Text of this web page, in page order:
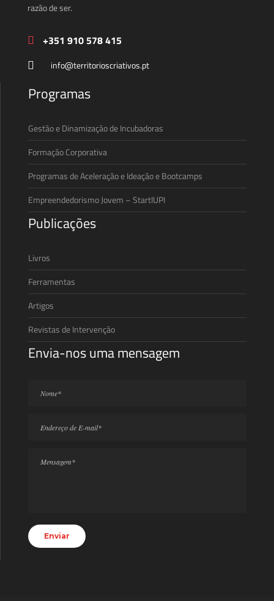
razão de ser.
+351 910 578 415
info@territorioscriativos.pt
Programas
Gestão e Dinamização de Incubadoras
Formação Corporativa
Programas de Aceleração e Ideação e Bootcamps
Empreendedorismo Jovem – StartIUPI
Publicações
Livros
Ferramentas
Artigos
Revistas de Intervenção
Envia-nos uma mensagem